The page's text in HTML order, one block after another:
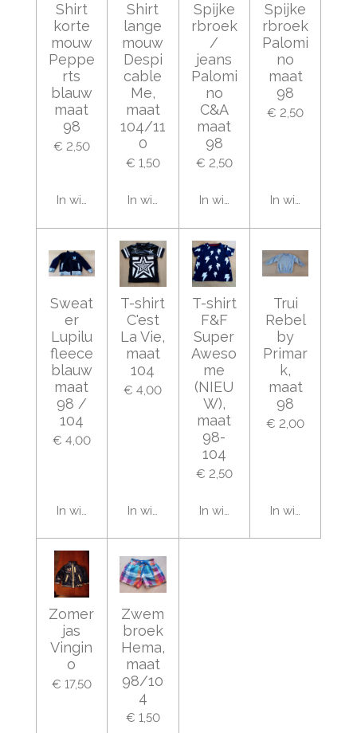
Shirt
korte
mouw
Peppe
rts
blauw
maat
98
€ 2,50
In winkelwagen
Shirt
lange
mouw
Despi
cable
Me,
maat
104/11
0
€ 1,50
In winkelwagen
Spijke
rbroek
/
jeans
Palomi
no
C&A
maat
98
€ 2,50
In winkelwagen
Spijke
rbroek
Palomi
no
maat
98
€ 2,50
In
Sweat
er
Lupilu
fleece
blauw
maat
98 /
104
€ 4,00
In winkelwagen
T-shirt
C'est
La Vie,
maat
104
€ 4,00
In winkelwagen
T-shirt
F&F
Super
Aweso
me
(NIEU
W),
maat
98-
104
€ 2,50
In winkelwagen
Trui
Rebel
by
Primar
k,
maat
98
€ 2,00
In
Zomer
jas
Vingin
o
€ 17,50
Zwem
broek
Hema,
maat
98/10
4
€ 1,50